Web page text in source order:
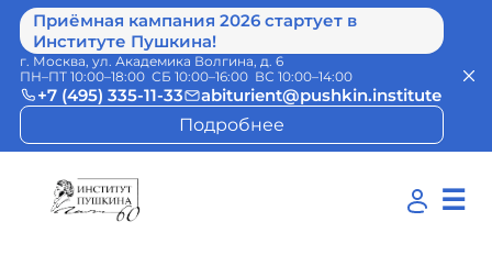
Приёмная кампания 2026 стартует в
Институте Пушкина!
г. Москва, ул. Академика Волгина, д. 6
ПН–ПТ 10:00–18:00 СБ 10:00–16:00 ВС 10:00–14:00
+7 (495) 335-11-33
abiturient@pushkin.institute
Подробнее
☰